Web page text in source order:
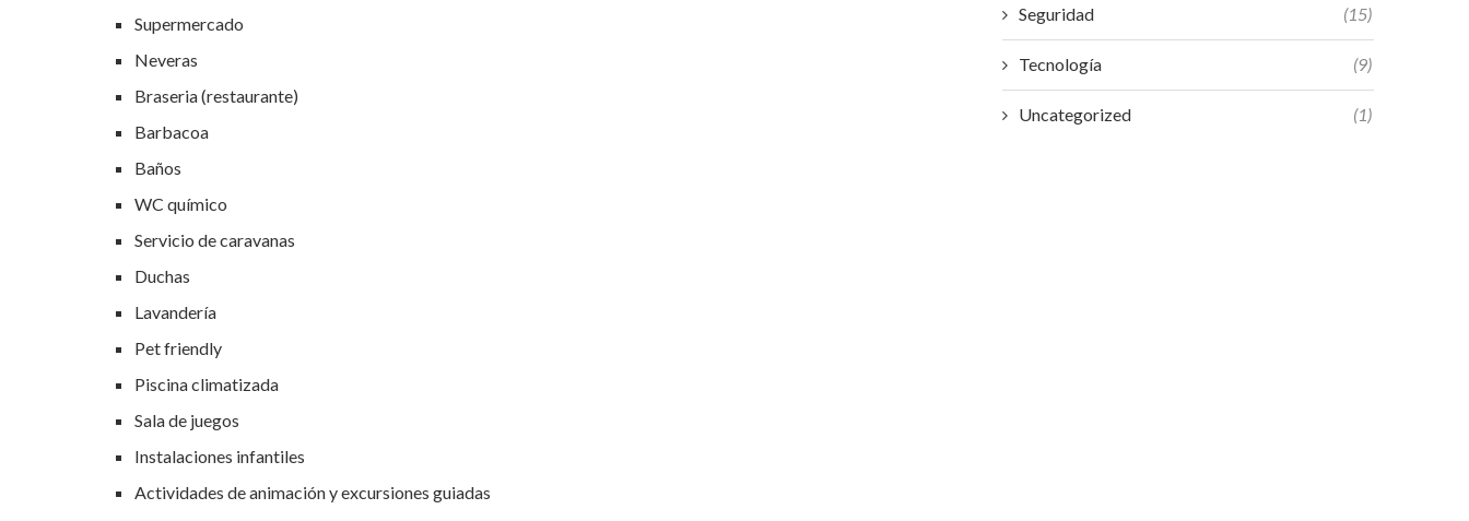
Supermercado
Neveras
Braseria (restaurante)
Barbacoa
Baños
WC químico
Servicio de caravanas
Duchas
Lavandería
Pet friendly
Piscina climatizada
Sala de juegos
Instalaciones infantiles
Actividades de animación y excursiones guiadas
Seguridad (15)
Tecnología (9)
Uncategorized (1)